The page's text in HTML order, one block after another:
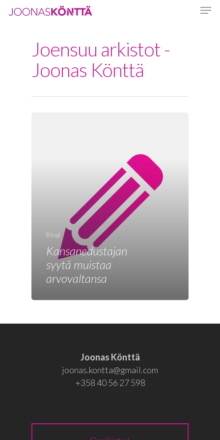
Hit enter to search or ESC to close
Joensuu arkistot -
Joonas Könttä
Blogi
Kansanedustajan
syytä muistaa
arvovaltansa
Joonas Könttä
joonas.kontta@gmail.com
+358 40 56 27 598
Etusivu
Joonas
EN
RU